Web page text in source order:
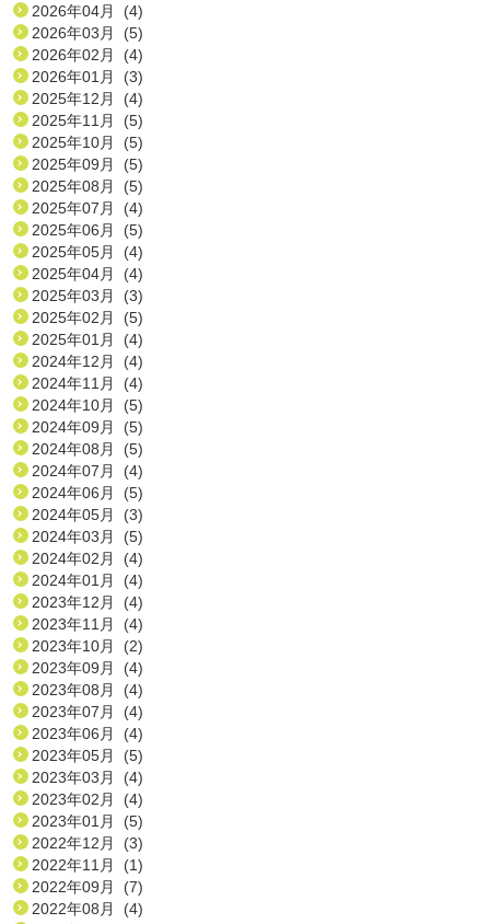
2026年04月 (4)
2026年03月 (5)
2026年02月 (4)
2026年01月 (3)
2025年12月 (4)
2025年11月 (5)
2025年10月 (5)
2025年09月 (5)
2025年08月 (5)
2025年07月 (4)
2025年06月 (5)
2025年05月 (4)
2025年04月 (4)
2025年03月 (3)
2025年02月 (5)
2025年01月 (4)
2024年12月 (4)
2024年11月 (4)
2024年10月 (5)
2024年09月 (5)
2024年08月 (5)
2024年07月 (4)
2024年06月 (5)
2024年05月 (3)
2024年03月 (5)
2024年02月 (4)
2024年01月 (4)
2023年12月 (4)
2023年11月 (4)
2023年10月 (2)
2023年09月 (4)
2023年08月 (4)
2023年07月 (4)
2023年06月 (4)
2023年05月 (5)
2023年03月 (4)
2023年02月 (4)
2023年01月 (5)
2022年12月 (3)
2022年11月 (1)
2022年09月 (7)
2022年08月 (4)